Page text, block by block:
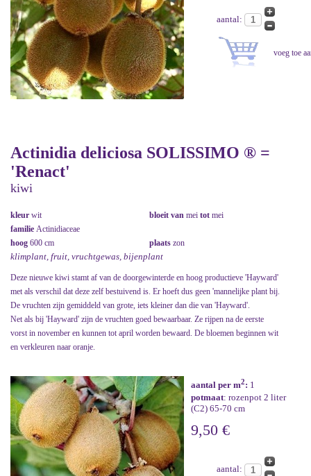
aantal:
Actinidia deliciosa SOLISSIMO ® =
'Renact'
kiwi
kleur wit bloeit van mei tot mei
familie Actinidiaceae
hoog 600 cm plaats zon
klimplant, fruit, vruchtgewas, bijenplant
Deze nieuwe kiwi stamt af van de doorgewinterde en hoog productieve 'Hayward'
met als verschil dat deze zelf bestuivend is. Er hoeft dus geen 'mannelijke plant bij.
De vruchten zijn gemiddeld van grote, iets kleiner dan die van 'Hayward'.
Net als bij 'Hayward' zijn de vruchten goed bewaarbaar. Ze rijpen na de eerste
vorst in november en kunnen tot april worden bewaard. De bloemen beginnen wit
en verkleuren naar oranje.
aantal per m2: 1
potmaat: rozenpot 2 liter
(C2) 65-70 cm
9,50 €
aantal: